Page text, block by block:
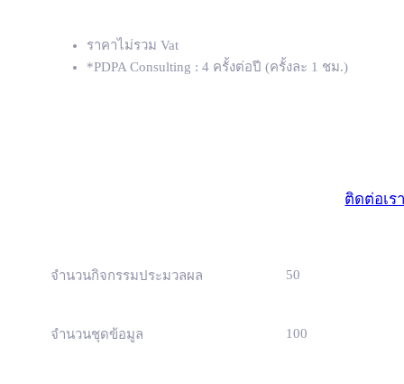
ราคาไม่รวม Vat
*PDPA Consulting : 4 ครั้งต่อปี (ครั้งละ 1 ชม.)
ติดต่อเร
จำนวนกิจกรรมประมวลผล 50
จำนวนชุดข้อมูล 100